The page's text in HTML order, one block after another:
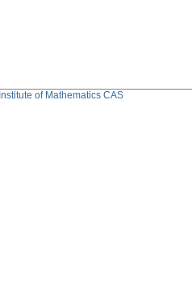
Institute of Mathematics CAS